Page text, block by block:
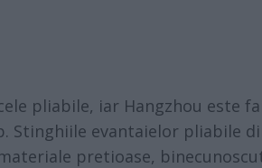
pliabile, iar Hangzhou este
Stinghiile evantaielor pliabile
pretioase,